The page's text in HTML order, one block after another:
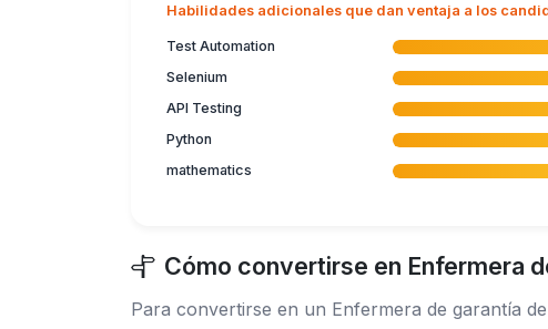
Habilidades adicionales que dan ventaja a los
Test Automation
Selenium
API Testing
Python
mathematics
Cómo convertirse en Enfermera
Para convertirse en un Enfermera de garantía